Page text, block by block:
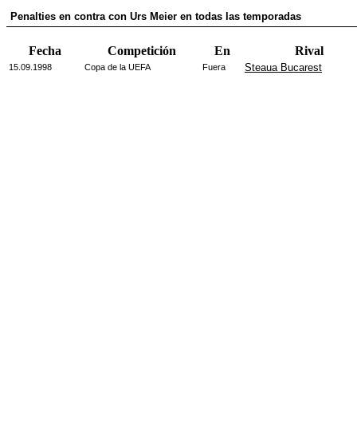
Penalties en contra con Urs Meier en todas las temporadas
Fecha Competición En Rival
15.09.1998 Copa de la UEFA Fuera Steaua Bucarest